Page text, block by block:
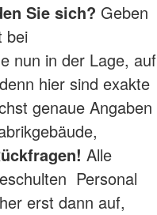
Sie sich? Geben
bei
nun in der Lage, auf
hier sind exakte
genaue Angaben
Alle
Personal
erst dann auf,